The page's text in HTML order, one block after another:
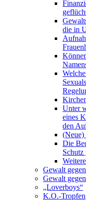
die in
Unter
eines
den
(Neue)
Die
Schutz
Gewalt
Gewalt
„Loverboys“
K.O.-Tropfen